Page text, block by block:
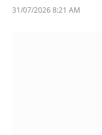
31/07/2026 8:21 AM